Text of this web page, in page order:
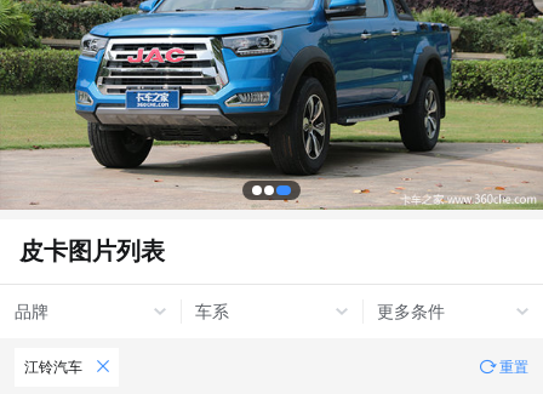
皮卡图片列表
品牌 车系 更多条件
江铃汽车 重置